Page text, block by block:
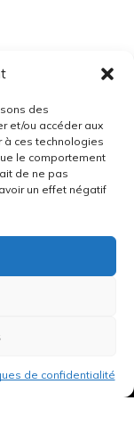
des
et/ou accéder aux
à ces technologies
le comportement
de ne pas
un effet négatif
de confidentialité